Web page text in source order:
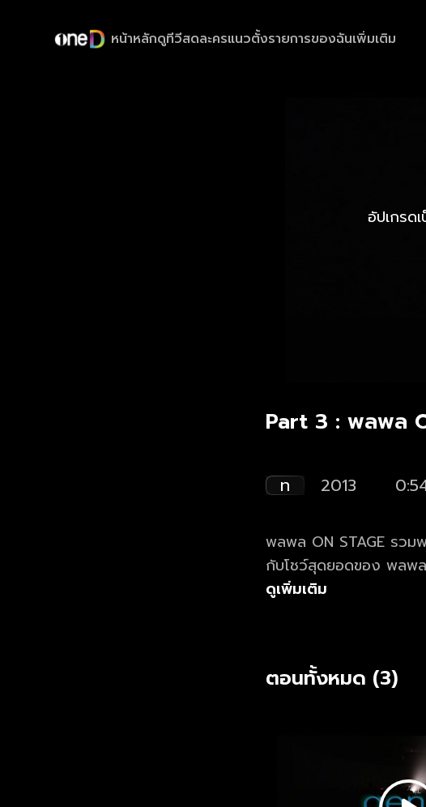
หน้าหลักดูทีวีสดละครแนวตั้งรายการของฉันเพิ่มเติม
อัปเกรด
Part 3 : พลพล
ท 2013
พลพล ON STAGE รวม
กับโชว์สุดยอดของ พลพ
ตัว "พลพล" กับการขึ้นคอนเสิร์ตใหญ่ในรอบ 8 ปี ของเขา คอนเสิร์ตที่คุณจะได้หวนกลับไป
ดูเพิ่มเติม
ตอนทั้งหมด (3)